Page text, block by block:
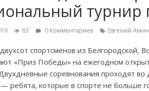
турнир
63 0 Комментариев Евгений
спортсменов из Белгородской,
«Приз Победы» на ежегодном
соревнования проходят во
— ребята, которые в спорте не больше